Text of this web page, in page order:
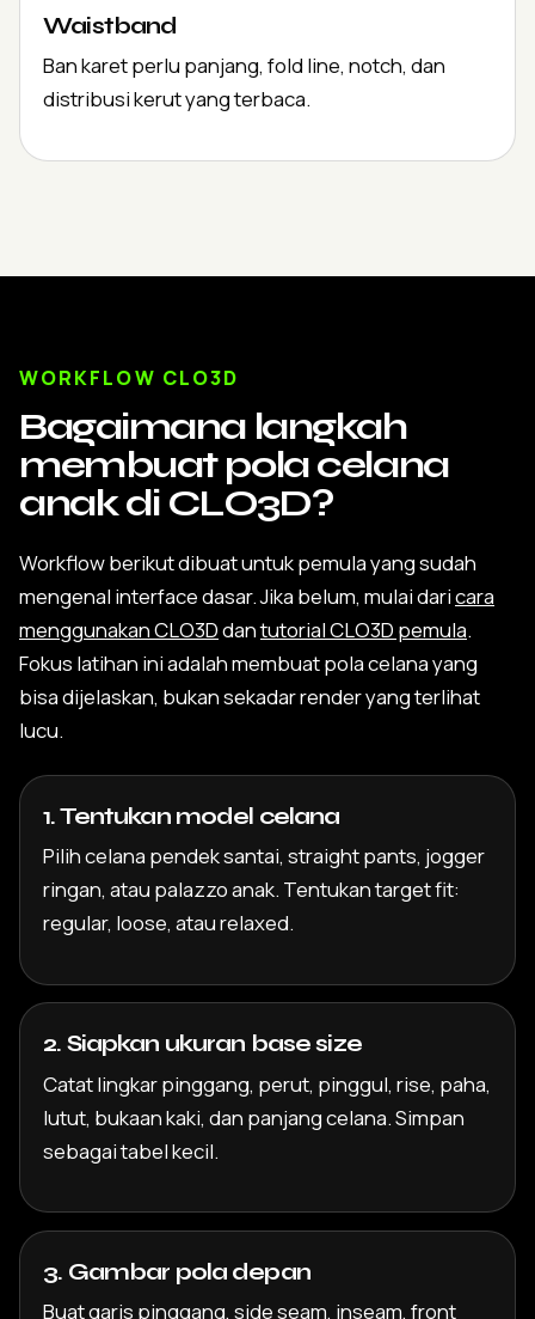
Waistband
Ban karet perlu panjang, fold line, notch, dan
distribusi kerut yang terbaca.
WORKFLOW CLO3D
Bagaimana langkah
membuat pola celana
anak di CLO3D?
Workflow berikut dibuat untuk pemula yang sudah
mengenal interface dasar. Jika belum, mulai daricara
menggunakan CLO3Ddantutorial CLO3D pemula.
Fokus latihan ini adalah membuat pola celana yang
bisa dijelaskan, bukan sekadar render yang terlihat
lucu.
1. Tentukan model celana
Pilih celana pendek santai, straight pants, jogger
ringan, atau palazzo anak. Tentukan target fit:
regular, loose, atau relaxed.
2. Siapkan ukuran base size
Catat lingkar pinggang, perut, pinggul, rise, paha,
lutut, bukaan kaki, dan panjang celana. Simpan
sebagai tabel kecil.
3. Gambar pola depan
Buat garis pinggang, side seam, inseam, front